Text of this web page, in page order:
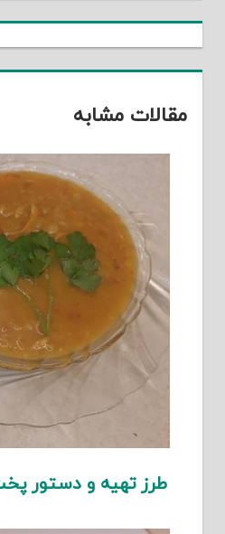
مقالات مشابه
طرز تهیه و دستور